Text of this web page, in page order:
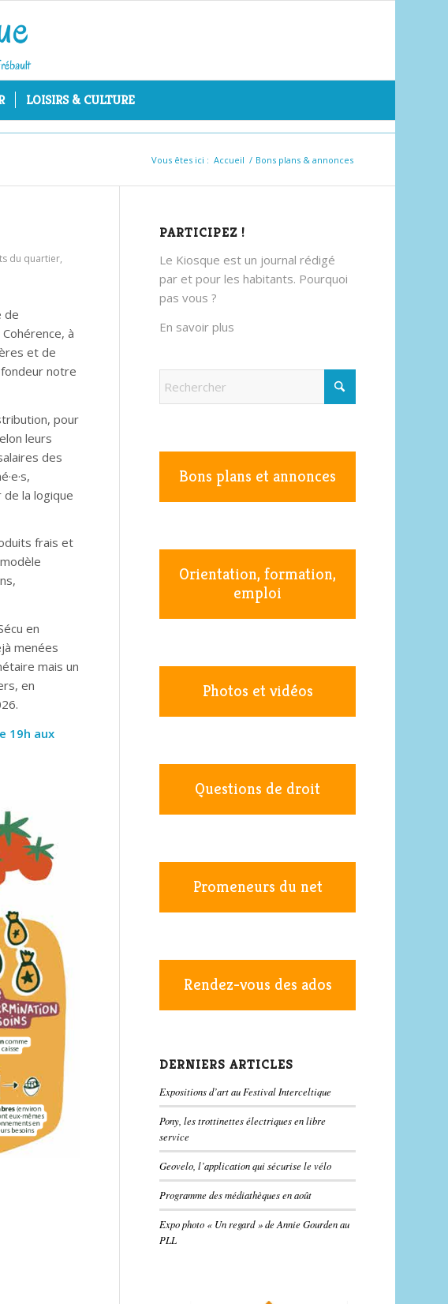
LOISIRS & CULTURE
Vous êtes ici : Accueil / Bons plans & annonces
du quartier,
de
à
et de
notre
pour
leurs
des
la logique
frais et
en
menées
mais un
en
19h aux
PARTICIPEZ !
Le Kiosque est un journal rédigé
par et pour les habitants. Pourquoi
pas vous ?
En savoir plus
Bons plans et annonces
Orientation, formation,
emploi
Photos et vidéos
Questions de droit
Promeneurs du net
Rendez-vous des ados
DERNIERS ARTICLES
Expositions d’art au Festival Interceltique
Pony, les trottinettes électriques en libre
service
Geovelo, l’application qui sécurise le vélo
Programme des médiathèques en août
Expo photo « Un regard » de Annie Gourden au
PLL